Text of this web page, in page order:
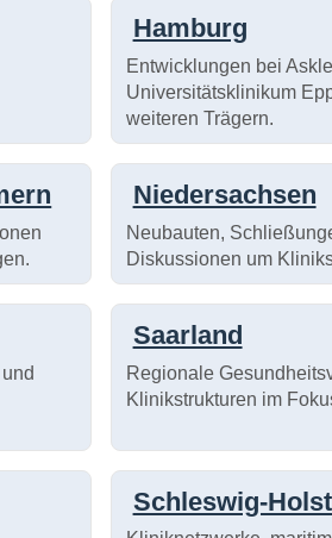
Hamburg
Entwicklungen bei
Universitätsklinikum
weiteren Trägern.
Niedersachsen
Neubauten,
Diskussionen um
Saarland
Regionale
Klinikstrukturen im
Schleswig-